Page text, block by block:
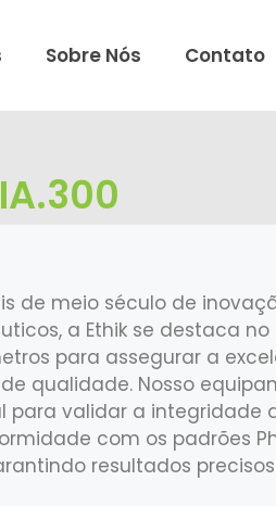
Sobre Nós Contato
de meio século de
a Ethik se destaca no
para assegurar a
qualidade. Nosso
para validar a integridade
com os padrões
resultados